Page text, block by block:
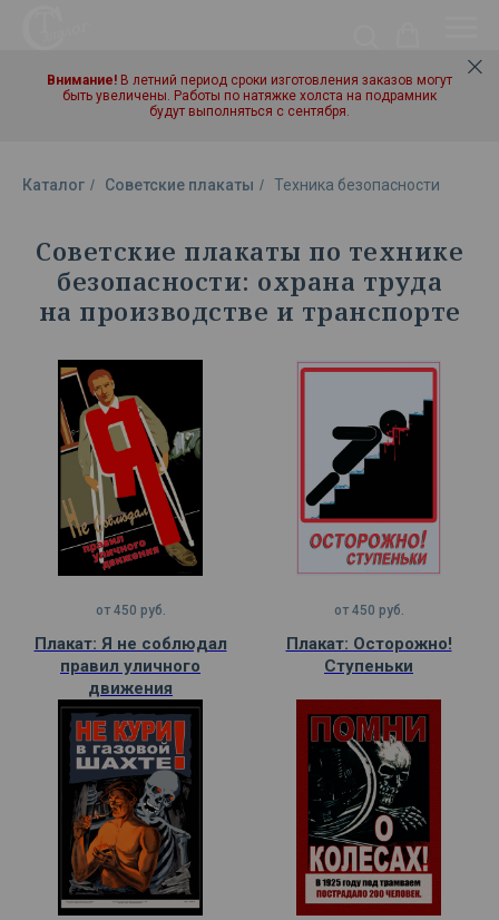
Внимание! В летний период сроки изготовления заказов могут
быть увеличены. Работы по натяжке холста на подрамник
будут выполняться с сентября.
Каталог / Советские плакаты / Техника безопасности
Советские плакаты по технике
безопасности: охрана труда
на производстве и транспорте
от 450 руб.
Плакат: Я не соблюдал
правил уличного
движения
от 450 руб.
Плакат: Осторожно!
Ступеньки